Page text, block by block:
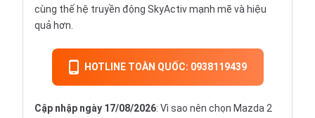
cùng thế hệ truyền động SkyActiv mạnh mẽ và hiệu
quả hơn.
HOTLINE TOÀN QUỐC: 0938119439
Cập nhập ngày 17/08/2026: Vì sao nên chọn Mazda 2